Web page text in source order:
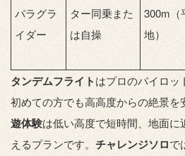
パラグラ
イダー
ター同乗また
は自操
300m（
地）
タンデムフライトはプロのパイロッ
初めての方でも高高度からの絶景を
遊体験は低い高度で短時間、地面に
えるプランです。 チャレンジソロで